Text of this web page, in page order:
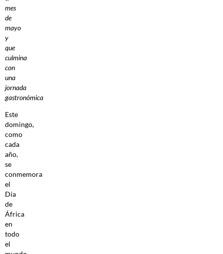
mes
de
mayo
y
que
culmina
con
una
jornada
gastronómica
Este
domingo,
como
cada
año,
se
conmemora
el
Día
de
África
en
todo
el